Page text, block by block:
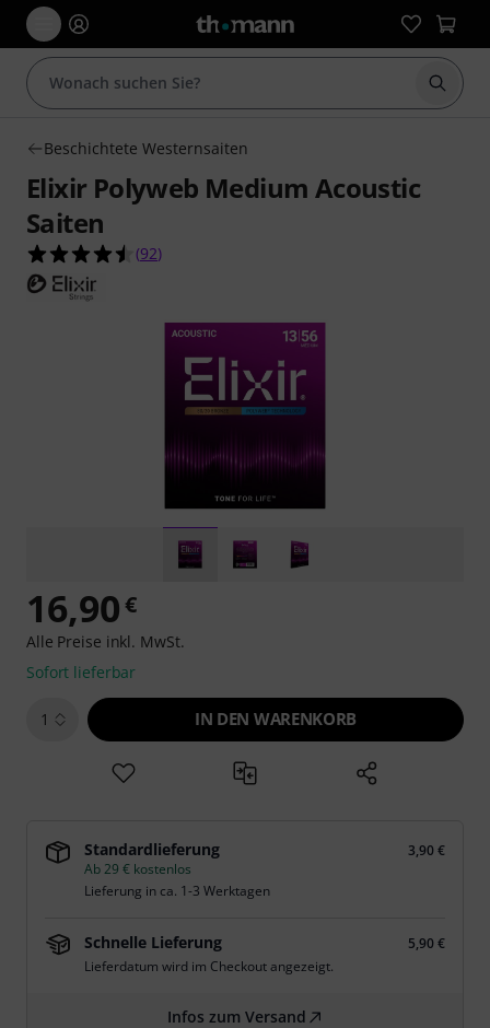
Suche
Beschichtete Westernsaiten
Elixir Polyweb Medium Acoustic
Saiten
4.5 von 5 Sternen aus 92 Kundenbewertungen
(92)
16,90€
Alle Preise inkl. MwSt.
Sofort lieferbar
1 IN DEN WARENKORB
Standardlieferung
3,90 €
Ab 29 € kostenlos
Lieferung in ca. 1-3 Werktagen
Schnelle Lieferung
5,90 €
Lieferdatum wird im Checkout angezeigt.
Infos zum Versand